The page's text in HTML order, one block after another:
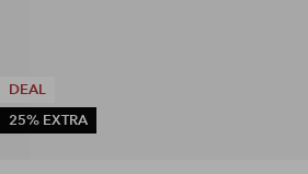
DEAL
25% EXTRA